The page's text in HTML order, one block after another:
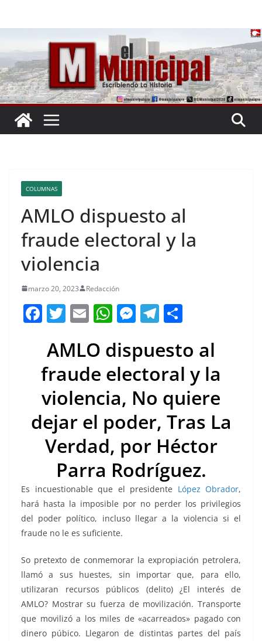
COLUMNAS
AMLO dispuesto al
fraude electoral y la
violencia
marzo 20, 2023 Redacción
F
c
e
b
o
o
k
T
itt
er
E
ai
l
W
at
s
A
p
p
M
ss
e
n
g
er
T
e
gr
a
m
m
p
ar
tir
AMLO dispuesto al
fraude electoral y la
violencia, No quiere
dejar el poder, Tras La
Verdad, por Héctor
Parra Rodríguez.
Es incuestionable que el presidente López Obrador,
hará hasta la imposible por no perder los privilegios
del poder político, incluso llegar a la violencia si el
fraude no le es suficiente.
So pretexto de conmemorar la expropiación petrolera,
llamó a sus huestes, sin importar que, para ello,
utilizaran recursos públicos (delito) ¿El interés de
AMLO? Mostrar su fuerza de movilización. Transporte
que movilizó a los miles de «acarreados» pagado con
dinero púbico. Llegaron de distintas partes del país